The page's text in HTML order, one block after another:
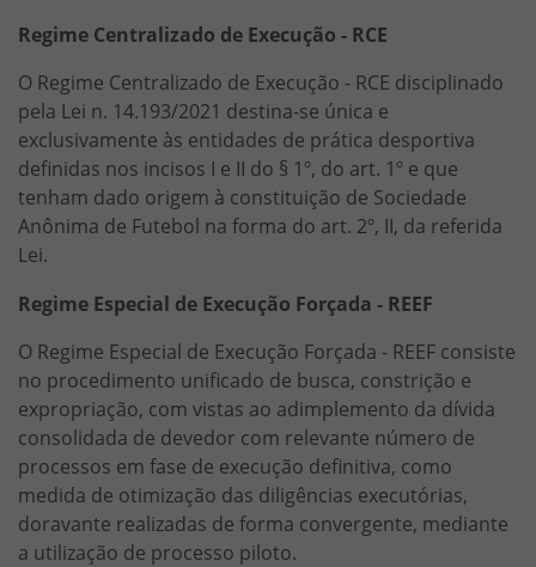
Regime Centralizado de Execução - RCE
O Regime Centralizado de Execução - RCE disciplinado
pela Lei n. 14.193/2021 destina-se única e
exclusivamente às entidades de prática desportiva
definidas nos incisos I e II do § 1º, do art. 1º e que
tenham dado origem à constituição de Sociedade
Anônima de Futebol na forma do art. 2º, II, da referida
Lei.
Regime Especial de Execução Forçada - REEF
O Regime Especial de Execução Forçada - REEF consiste
no procedimento unificado de busca, constrição e
expropriação, com vistas ao adimplemento da dívida
consolidada de devedor com relevante número de
processos em fase de execução definitiva, como
medida de otimização das diligências executórias,
doravante realizadas de forma convergente, mediante
a utilização de processo piloto.